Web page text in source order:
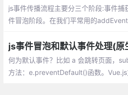
ubble=true;
js事件传播流程主要分三个阶段:事件捕
件冒泡阶段。在我们平常用的
行的函数
js事件冒泡和默认事件处理(
何为默认事件？比如 a 会跳转页面，
方法：e.preventDefault()函数。